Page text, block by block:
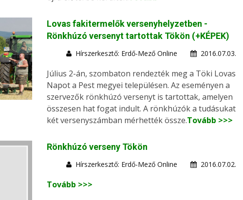
Lovas fakitermelők versenyhelyzetben -
Rönkhúzó versenyt tartottak Tökön (+KÉPEK)
Hírszerkesztő: Erdő-Mező Online 2016.07.03.
Július 2-án, szombaton rendezték meg a Töki Lovas
Napot a Pest megyei településen. Az eseményen a
szervezők rönkhúzó versenyt is tartottak, amelyen
összesen hat fogat indult. A rönkhúzók a tudásukat
két versenyszámban mérhették össze.Tovább >>>
Rönkhúzó verseny Tökön
Hírszerkesztő: Erdő-Mező Online 2016.07.02.
Tovább >>>